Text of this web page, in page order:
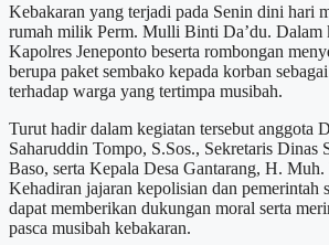
Kebakaran yang terjadi pada Senin dini hari
rumah milik Perm. Mulli Binti Da’du. Dalam
Kapolres Jeneponto beserta rombongan
berupa paket sembako kepada korban
terhadap warga yang tertimpa musibah.
Turut hadir dalam kegiatan tersebut anggota
Saharuddin Tompo, S.Sos., Sekretaris Dinas
Baso, serta Kepala Desa Gantarang, H.
Kehadiran jajaran kepolisian dan pemerintah
dapat memberikan dukungan moral serta
pasca musibah kebakaran.